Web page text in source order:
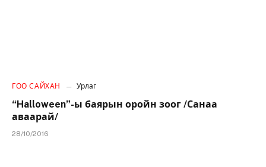
ГОО САЙХАН Урлаг
“Halloween”-ы баярын оройн зоог /Санаа
аваарай/
28/10/2016